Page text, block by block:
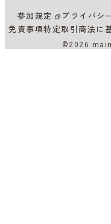
参加規定
プライバシ
免責事項特定取引商法に
©2026